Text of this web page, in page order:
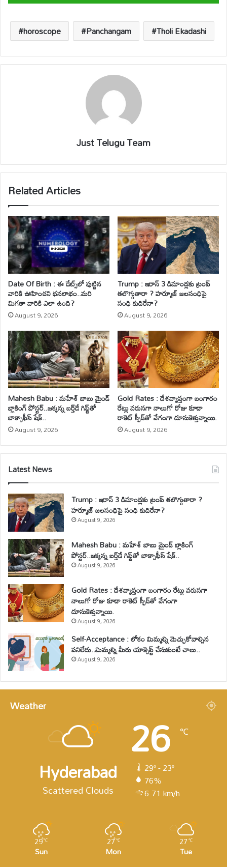
A
p
p
o
o
k
Li
n
k
d
s
horoscope Panchangam Tholi Ekadashi
Just Telugu Team
Related Articles
Date Of Birth : ఈ డేట్స్‌లో పుట్టిన
వారికి ఊహించని ధనలాభం..మరి
మిగతా వారికి ఎలా ఉంది?
August 9, 2026
Trump : ఇరాన్ 3 డిమాండ్లకు ట్రంప్
తలొగ్గుతారా ? హర్మూజ్ జలసంధిపై
సంధి కుదిరేనా?
August 9, 2026
Mahesh Babu : మహేశ్‌ బాబు మైండ్
బ్లాకింగ్ పోస్టర్..జక్కన్న బర్త్‌డే గిఫ్ట్‌తో
బాక్సాఫీస్ షేక్..
August 9, 2026
Gold Rates : దేశవ్యాప్తంగా బంగారం
రేట్లు వరుసగా నాలుగో రోజు కూడా
రాకెట్ స్పీడ్‌తో వేగంగా దూసుకెళ్తున్నాయి.
August 9, 2026
Latest News
Trump : ఇరాన్ 3 డిమాండ్లకు ట్రంప్ తలొగ్గుతారా ?
హర్మూజ్ జలసంధిపై సంధి కుదిరేనా?
August 9, 2026
Mahesh Babu : మహేశ్‌ బాబు మైండ్ బ్లాకింగ్
పోస్టర్..జక్కన్న బర్త్‌డే గిఫ్ట్‌తో బాక్సాఫీస్ షేక్..
August 9, 2026
Gold Rates : దేశవ్యాప్తంగా బంగారం రేట్లు వరుసగా
నాలుగో రోజు కూడా రాకెట్ స్పీడ్‌తో వేగంగా
దూసుకెళ్తున్నాయి.
August 9, 2026
Self-Acceptance : లోకం మిమ్మల్ని మెచ్చుకోవాల్సిన
పనిలేదు..మిమ్మల్ని మీరు యాక్సెప్ట్ చేసుకుంటే చాలు..
August 9, 2026
Weather
Hyderabad
Scattered Clouds
26 ℃
29º - 23º
76%
6.71 km/h
29℃
Sun
27℃
Mon
27℃
Tue